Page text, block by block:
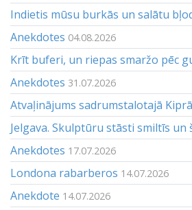
Indietis mūsu burkās un salātu
Anekdotes 04.08.2026
Krīt buferi, un riepas smaržo pēc
Anekdotes 31.07.2026
Atvaļinājums sadrumstalotajā Kiprā
Jelgava. Skulptūru stāsti smiltīs un
Anekdotes 17.07.2026
Londona rabarberos 14.07.2026
Anekdote 14.07.2026